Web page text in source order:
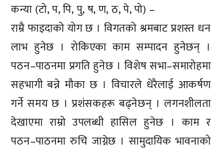
कन्या (टो, प, पि, पु, ष, ण, ठ, पे, पो) –
राम्रै फाइदाको योग छ । विगतको श्रमबाट प्रशस्त धन
लाभ हुनेछ । रोकिएका काम सम्पादन हुनेछन् ।
पठन–पाठनमा प्रगति हुनेछ । विशेष सभा–समारोहमा
सहभागी बन्ने मौका छ । विचारले धेरैलाई आकर्षण
गर्ने समय छ । प्रशंसकहरू बढ्नेछन् । लगनशीलता
देखाएमा राम्रो उपलब्धी हासिल हुनेछ । काम र
पठन–पाठनमा रुचि जाग्नेछ । सामुदायिक भावनाको